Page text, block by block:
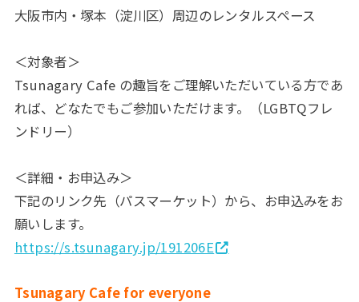
大阪市内・塚本（淀川区）周辺のレンタルスペース
＜対象者＞
Tsunagary Cafe の趣旨をご理解いただいている方であ
れば、どなたでもご参加いただけます。（LGBTQフレ
ンドリー）
＜詳細・お申込み＞
下記のリンク先（パスマーケット）から、お申込みをお
願いします。
https://s.tsunagary.jp/191206E
Tsunagary Cafe for everyone